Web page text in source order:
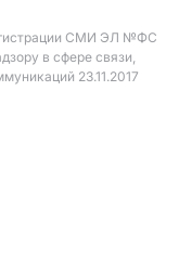
СМИ ЭЛ №ФС
в сфере связи,
23.11.2017